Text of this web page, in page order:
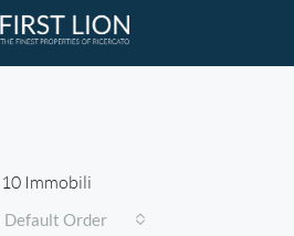
10 Immobili
Default Order